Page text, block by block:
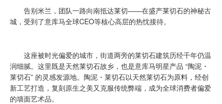
告别米兰，团队一路向南抵达莱切——在盛产莱切石的神秘古
城，受到了意库马全球CEO等核心高层的热忱接待。
这座被时光偏爱的城市，街道两旁的莱切石建筑历经千年仍温
润细腻。这里既是天然莱切石故乡，也是意库马明星产品 “陶泥・
莱切石” 的灵感发源地。陶泥・莱切石以天然莱切石为原料，经创
新工艺打造，复刻原生之美又克服传统弊端，成为全球消费者偏爱
的墙面艺术品。